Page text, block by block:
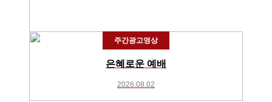
주간광고영상
은혜로운 예배
2026.08.02